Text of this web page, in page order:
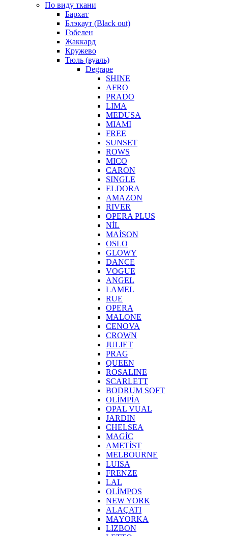
По виду ткани
Бархат
Блэкаут (Black out)
Гобелен
Жаккард
Кружево
Тюль (вуаль)
Degrape
SHINE
AFRO
PRADO
LIMA
MEDUSA
MIAMI
FREE
SUNSET
ROWS
MICO
CARON
SINGLE
ELDORA
AMAZON
RIVER
OPERA PLUS
NİL
MAİSON
OSLO
GLOWY
DANCE
VOGUE
ANGEL
LAMEL
RUE
OPERA
MALONE
CENOVA
CROWN
JULIET
PRAG
QUEEN
ROSALINE
SCARLETT
BODRUM SOFT
OLİMPİA
OPAL VUAL
JARDIN
CHELSEA
MAGİC
AMETİST
MELBOURNE
LUISA
FRENZE
LAL
OLİMPOS
NEW YORK
ALAÇATI
MAYORKA
LIZBON